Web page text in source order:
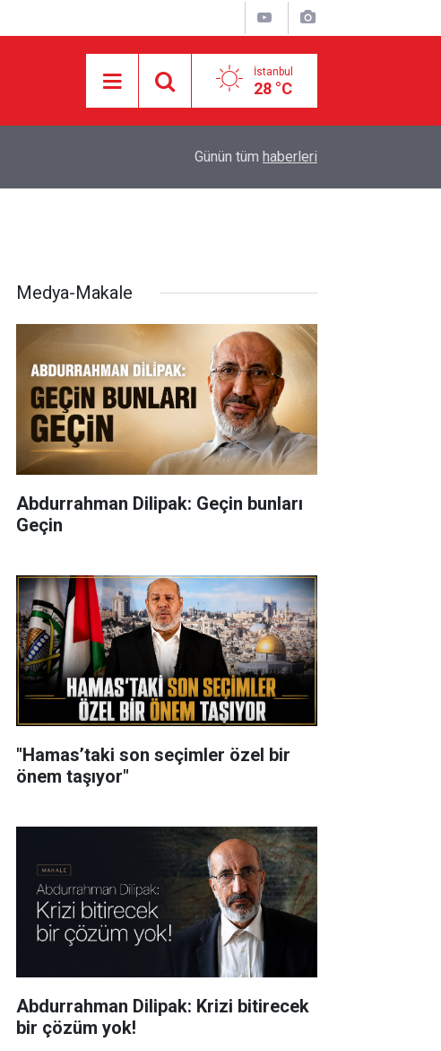
İstanbul
28 °C
geri kaldık
Günün tüm haberleri
Medya-Makale
Abdurrahman Dilipak: Geçin bunları
Geçin
"Hamas’taki son seçimler özel bir
önem taşıyor"
Abdurrahman Dilipak: Krizi bitirecek
bir çözüm yok!